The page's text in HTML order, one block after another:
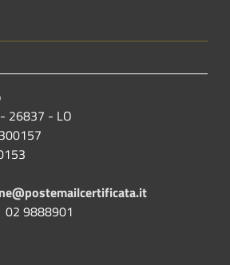
26837 - LO
02 9888901